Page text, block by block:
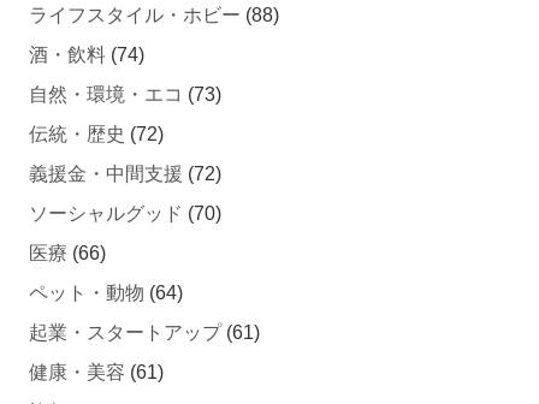
酒・飲料 (74)
自然・環境・エコ
伝統・歴史 (72)
義援金・中間支援
ソーシャルグッド (70)
医療 (66)
ペット・動物
起業・スタートアップ
健康・美容 (61)
旅行・レジャー